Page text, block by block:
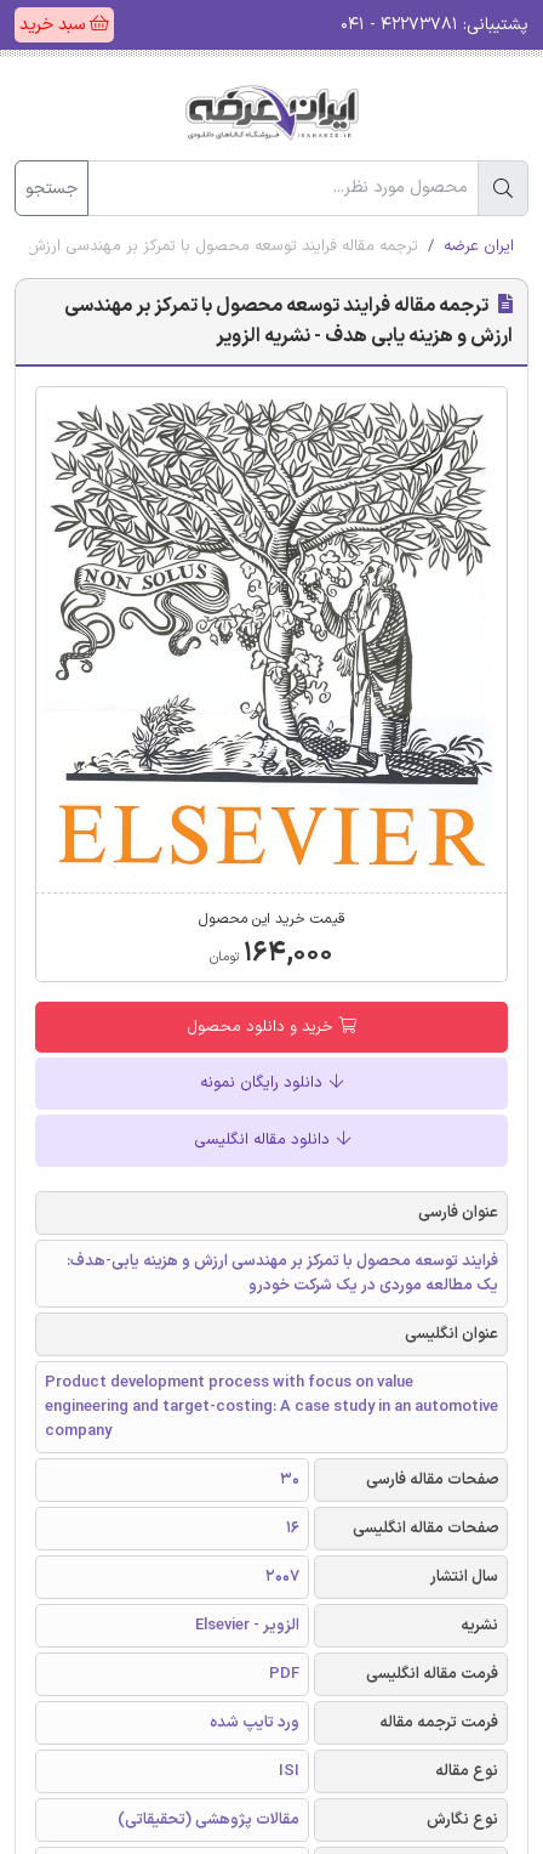
پشتیبانی: سبد خرید
جستجو
ایران عرضه ترجمه مقاله فرایند توسعه محصول با تمرکز بر مهندسی ارزش و
ترجمه مقاله فرایند توسعه محصول با تمرکز بر مهندسی
ارزش و هزینه یابی هدف - نشریه الزویر
قیمت خرید این محصول
۱۶۴,۰۰۰ تومان
خرید و دانلود محصول
دانلود رایگان نمونه
دانلود مقاله انگلیسی
عنوان فارسی
فرایند توسعه محصول با تمرکز بر مهندسی ارزش و هزینه یابی-هدف:
یک مطالعه موردی در یک شرکت خودرو
عنوان انگلیسی
Product development process with focus on value
engineering and target-costing: A case study in an automotive
company
صفحات مقاله فارسی
30
صفحات مقاله انگلیسی
16
سال انتشار
2007
نشریه
الزویر - Elsevier
فرمت مقاله انگلیسی
PDF
فرمت ترجمه مقاله
ورد تایپ شده
نوع مقاله
ISI
نوع نگارش
مقالات پژوهشی (تحقیقاتی)